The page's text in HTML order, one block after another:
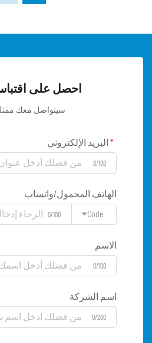
احصل على
سيتواصل معك
البريد الإلكتروني
0/100
الهاتف المحمول/واتساب
Code
0/100
الاسم
0/100
اسم الشركة
0/200